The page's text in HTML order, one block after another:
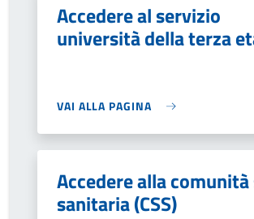
Accedere al servizio
università della terza
VAI ALLA PAGINA
Accedere alla
sanitaria (CSS)